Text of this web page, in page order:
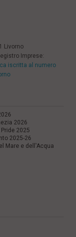
Livorno
Imprese:
iscritta al numero
2026
2025
2025-26
Mare e dell'Acqua